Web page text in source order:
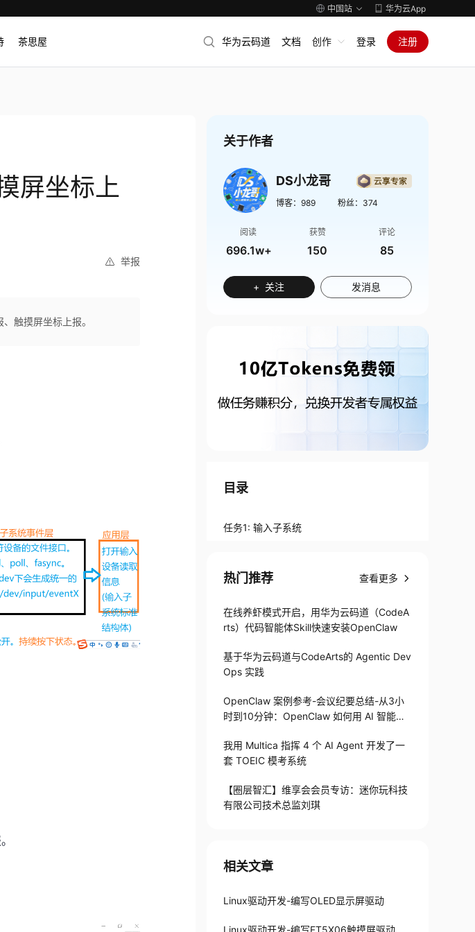
中国站 华为云App
茶思屋 华为云码道 文档 创作 登录 注册
屏坐标上
举报
触摸屏坐标上报。
关于作者
DS小龙哥
博客： 989 粉丝： 374
阅读
696.1w+
获赞
150
评论
85
+ 关注 发消息
目录
任务1: 输入子系统
热门推荐 查看更多
在线养虾模式开启，用华为云码道（CodeA
rts）代码智能体Skill快速安装OpenClaw
基于华为云码道与CodeArts的 Agentic Dev
Ops 实践
OpenClaw 案例参考-会议纪要总结-从3小
时到10分钟：OpenClaw 如何用 AI 智能体
我用 Multica 指挥 4 个 AI Agent 开发了一
套 TOEIC 模考系统
【圈层智汇】维享会会员专访：迷你玩科技
有限公司技术总监刘琪
相关文章
Linux驱动开发-编写OLED显示屏驱动
Linux驱动开发-编写FT5X06触摸屏驱动